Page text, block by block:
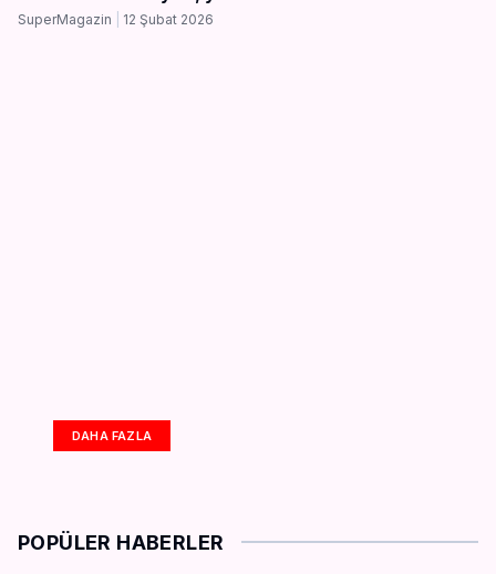
SuperMagazin 12 Şubat 2026
DAHA FAZLA
POPÜLER HABERLER